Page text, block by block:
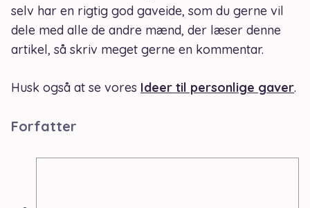
selv har en rigtig god gaveide, som du gerne vil
dele med alle de andre mænd, der læser denne
artikel, så skriv meget gerne en kommentar.
Husk også at se vores Ideer til personlige gaver.
Forfatter